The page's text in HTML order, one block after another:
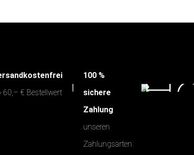
60,– € Bestellwert
100 %
sichere
Zahlung
unseren
Zahlungsarten